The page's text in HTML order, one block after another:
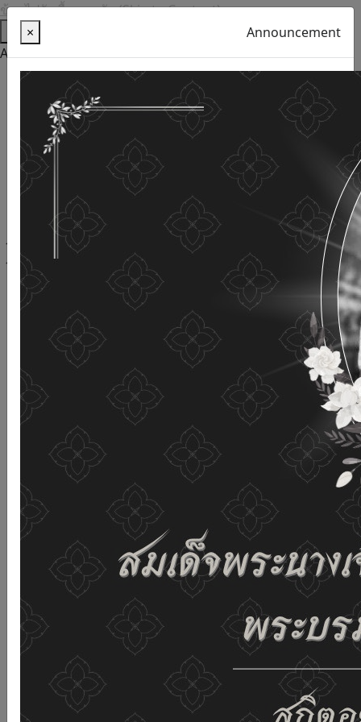
ข้ามไปยังเนื้อหาหลัก (Skip to Content)
Help
Accessibility Tools
Thai language
English
Increase the font size
Reduce font size
Normal font size
High Definition
Negative sharpness
Normal Definition
Open and read with voice
Turn off voice reading
Site map
This website uses cookies (Cookies)
The Department of Older Persons Affairs
values ​​your
personal information for the purpose of developing
and improving the website. If you use this website
without changing any settings it means that you agree
to receive cookies on the website and our privacy
policy.
See details Accept all
02-659-6811 saraban@dop.mail.go.th
Change display settings
CCC
× Announcement